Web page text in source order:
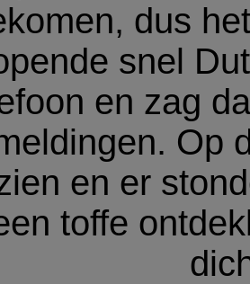
dus
snel
en zag
Op
en er
toffe